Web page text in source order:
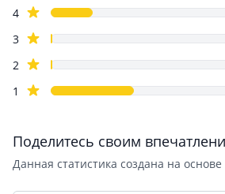
4star reviews
3star reviews
2 star reviews
1
star reviews
Поделитесь своим
Данная статистика создана на